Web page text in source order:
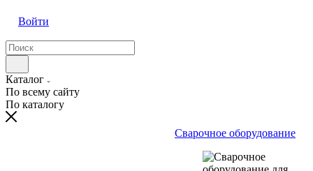
Войти
Каталог
По всему сайту
По каталогу
Сварочное оборудование